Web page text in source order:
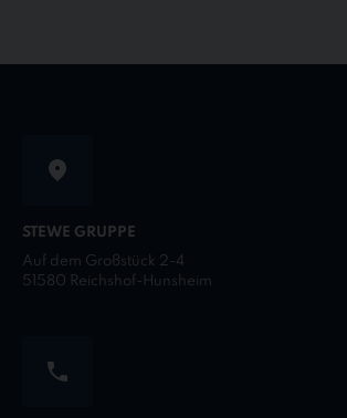
STEWE GRUPPE
Auf dem Großstück 2-4
51580 Reichshof-Hunsheim